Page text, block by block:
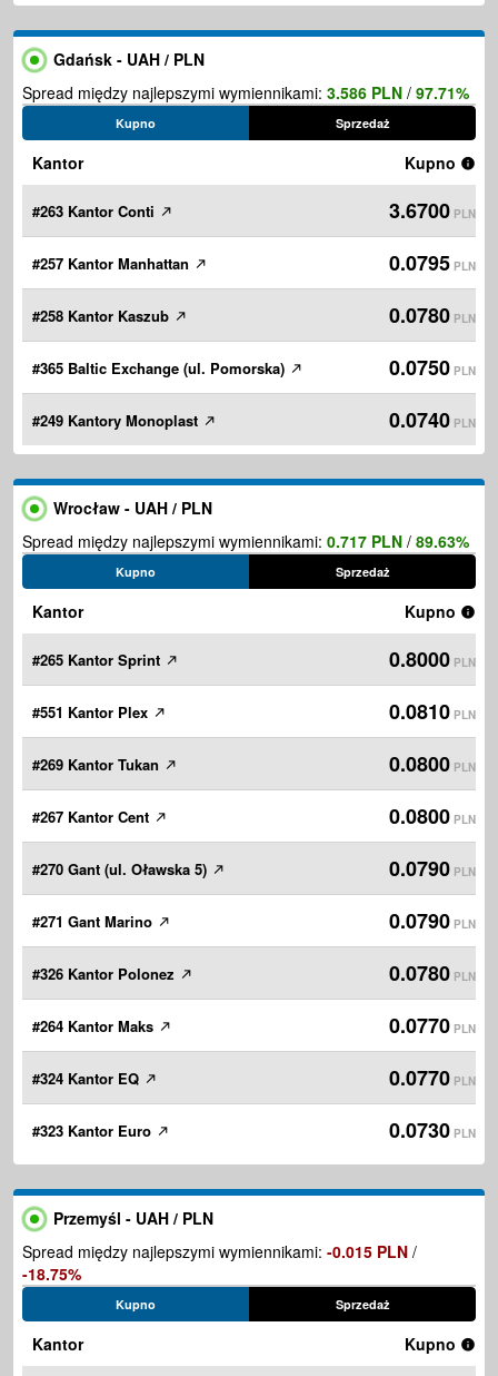
Gdańsk - UAH / PLN
Spread między najlepszymi wymiennikami: 3.586 PLN / 97.71%
Kupno Sprzedaż
Kantor Kupno
#263 Kantor Conti 3.6700 PLN
#257 Kantor Manhattan 0.0795 PLN
#258 Kantor Kaszub 0.0780 PLN
#365 Baltic Exchange (ul. Pomorska) 0.0750 PLN
#249 Kantory Monoplast 0.0740 PLN
Wrocław - UAH / PLN
Spread między najlepszymi wymiennikami: 0.717 PLN / 89.63%
Kupno Sprzedaż
Kantor Kupno
#265 Kantor Sprint 0.8000 PLN
#551 Kantor Plex 0.0810 PLN
#269 Kantor Tukan 0.0800 PLN
#267 Kantor Cent 0.0800 PLN
#270 Gant (ul. Oławska 5) 0.0790 PLN
#271 Gant Marino 0.0790 PLN
#326 Kantor Polonez 0.0780 PLN
#264 Kantor Maks 0.0770 PLN
#324 Kantor EQ 0.0770 PLN
#323 Kantor Euro 0.0730 PLN
Przemyśl - UAH / PLN
Spread między najlepszymi wymiennikami: -0.015 PLN /
-18.75%
Kupno Sprzedaż
Kantor Kupno